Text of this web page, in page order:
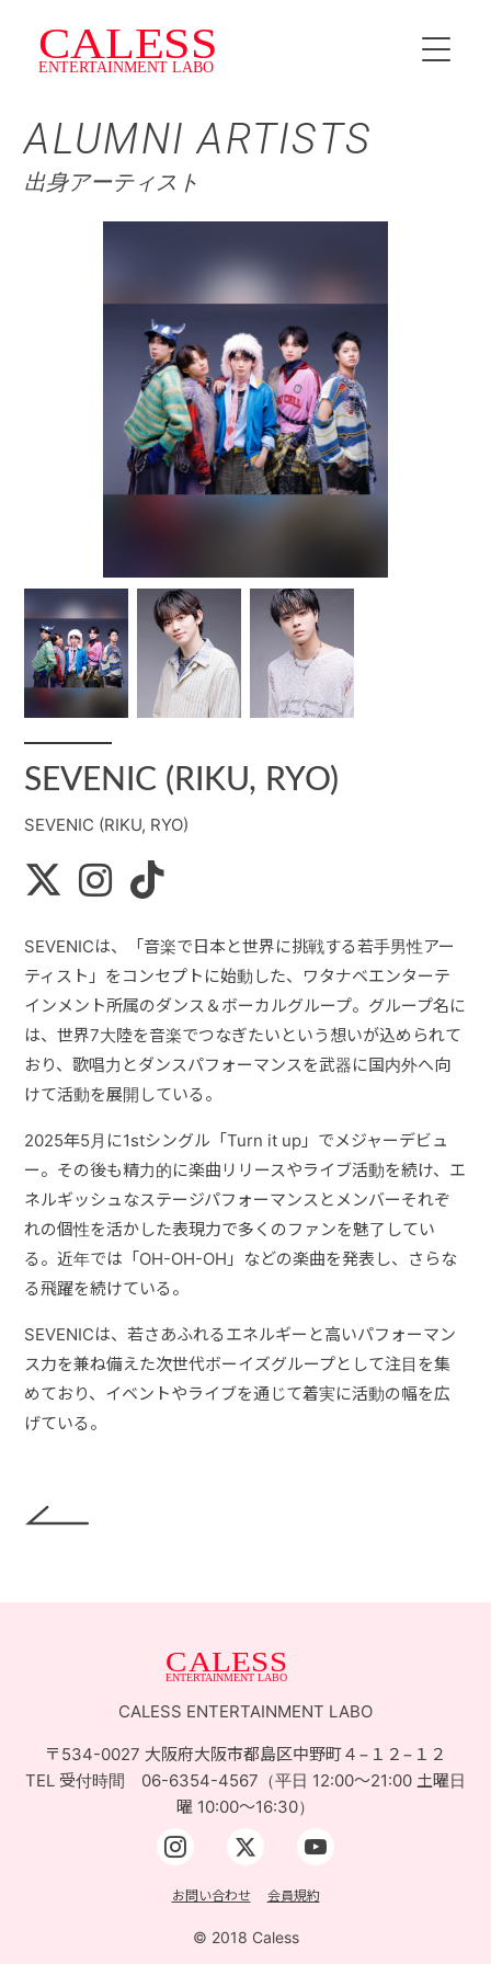
HOME
INSTRUCTOR
SCHEDULE
CALESS Jr.
TOPICS
NEWS
ACCESS
ALUMNI ARTISTS
出身アーティスト
SEVENIC (RIKU, RYO)
SEVENIC (RIKU, RYO)
SEVENICは、「音楽で日本と世界に挑戦する若手男性アー
ティスト」をコンセプトに始動した、ワタナベエンターテ
インメント所属のダンス＆ボーカルグループ。グループ名に
は、世界7大陸を音楽でつなぎたいという想いが込められて
おり、歌唱力とダンスパフォーマンスを武器に国内外へ向
けて活動を展開している。
2025年5月に1stシングル「Turn it up」でメジャーデビュ
ー。その後も精力的に楽曲リリースやライブ活動を続け、エ
ネルギッシュなステージパフォーマンスとメンバーそれぞ
れの個性を活かした表現力で多くのファンを魅了してい
る。近年では「OH-OH-OH」などの楽曲を発表し、さらな
る飛躍を続けている。
SEVENICは、若さあふれるエネルギーと高いパフォーマン
ス力を兼ね備えた次世代ボーイズグループとして注目を集
めており、イベントやライブを通じて着実に活動の幅を広
げている。
CALESS ENTERTAINMENT LABO
〒534-0027 大阪府大阪市都島区中野町４−１２−１２
TEL 受付時間 06-6354-4567（平日 12:00〜21:00 土曜日
曜 10:00〜16:30）
お問い合わせ 会員規約
© 2018 Caless